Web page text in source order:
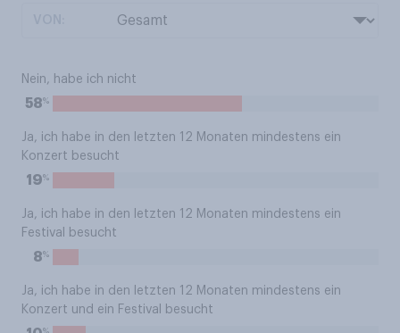
Nein, habe ich nicht
58%
Ja, ich habe in den letzten 12 Monaten mindestens ein
Konzert besucht
19%
Ja, ich habe in den letzten 12 Monaten mindestens ein
Festival besucht
8%
Ja, ich habe in den letzten 12 Monaten mindestens ein
Konzert und ein Festival besucht
%